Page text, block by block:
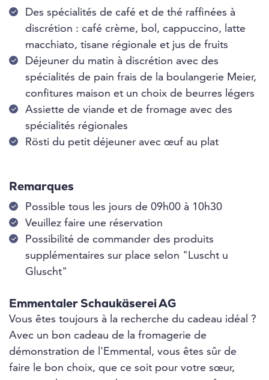
Des spécialités de café et de thé raffinées à
discrétion : café crème, bol, cappuccino, latte
macchiato, tisane régionale et jus de fruits
Déjeuner du matin à discrétion avec des
spécialités de pain frais de la boulangerie Meier,
confitures maison et un choix de beurres légers
Assiette de viande et de fromage avec des
spécialités régionales
Rösti du petit déjeuner avec œuf au plat
Remarques
Possible tous les jours de 09h00 à 10h30
Veuillez faire une réservation
Possibilité de commander des produits
supplémentaires sur place selon "Luscht u
Gluscht"
Emmentaler Schaukäserei AG
Vous êtes toujours à la recherche du cadeau idéal ?
Avec un bon cadeau de la fromagerie de
démonstration de l'Emmental, vous êtes sûr de
faire le bon choix, que ce soit pour votre sœur,